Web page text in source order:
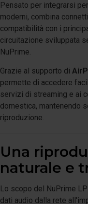
Pensato per integrarsi
moderni, combina
compatibilità con i
circuitazione sviluppata
NuPrime.
Grazie al supporto di
permette di accedere
servizi di streaming e ai
domestica, mantenendo
riproduzione.
Una
naturale e
Lo scopo del NuPrime
dati audio dalla rete